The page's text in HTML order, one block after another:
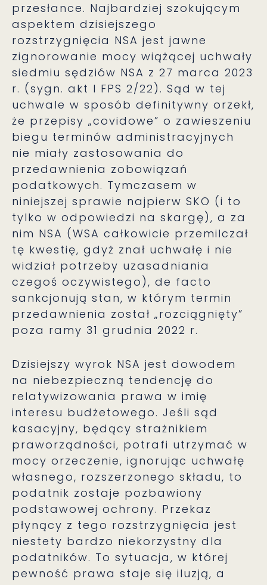
przesłance. Najbardziej szokującym
aspektem dzisiejszego
rozstrzygnięcia NSA jest jawne
zignorowanie mocy wiążącej uchwały
siedmiu sędziów NSA z 27 marca 2023
r. (sygn. akt I FPS 2/22). Sąd w tej
uchwale w sposób definitywny orzekł,
że przepisy „covidowe” o zawieszeniu
biegu terminów administracyjnych
nie miały zastosowania do
przedawnienia zobowiązań
podatkowych. Tymczasem w
niniejszej sprawie najpierw SKO (i to
tylko w odpowiedzi na skargę), a za
nim NSA (WSA całkowicie przemilczał
tę kwestię, gdyż znał uchwałę i nie
widział potrzeby uzasadniania
czegoś oczywistego), de facto
sankcjonują stan, w którym termin
przedawnienia został „rozciągnięty”
poza ramy 31 grudnia 2022 r.
Dzisiejszy wyrok NSA jest dowodem
na niebezpieczną tendencję do
relatywizowania prawa w imię
interesu budżetowego. Jeśli sąd
kasacyjny, będący strażnikiem
praworządności, potrafi utrzymać w
mocy orzeczenie, ignorując uchwałę
własnego, rozszerzonego składu, to
podatnik zostaje pozbawiony
podstawowej ochrony. Przekaz
płynący z tego rozstrzygnięcia jest
niestety bardzo niekorzystny dla
podatników. To sytuacja, w której
pewność prawa staje się iluzją, a